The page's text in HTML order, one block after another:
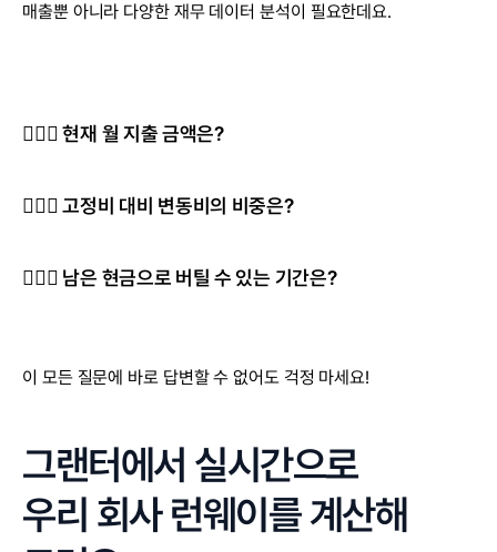
매출뿐 아니라 다양한 재무 데이터 분석이 필요한데요.
🤷🏻‍♂️ 현재 월 지출 금액은?
🤷🏻‍♂️ 고정비 대비 변동비의 비중은?
🤷🏻‍♂️ 남은 현금으로 버틸 수 있는 기간은?
이 모든 질문에 바로 답변할 수 없어도 걱정 마세요!
그랜터에서 실시간으로
우리 회사 런웨이를 계산해